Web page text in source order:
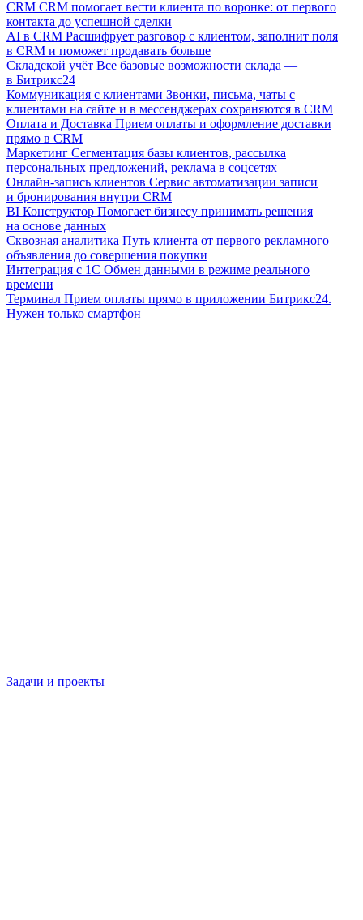
CRM CRM помогает вести клиента по воронке: от первого
контакта до успешной сделки
AI в CRM Расшифрует разговор с клиентом, заполнит поля
в CRM и поможет продавать больше
Складской учёт Все базовые возможности склада —
в Битрикс24
Коммуникация с клиентами Звонки, письма, чаты с
клиентами на сайте и в мессенджерах сохраняются в CRM
Оплата и Доставка Прием оплаты и оформление доставки
прямо в CRM
Маркетинг Сегментация базы клиентов, рассылка
персональных предложений, реклама в соцсетях
Онлайн-запись клиентов Сервис автоматизации записи
и бронирования внутри CRM
BI Конструктор Помогает бизнесу принимать решения
на основе данных
Сквозная аналитика Путь клиента от первого рекламного
объявления до совершения покупки
Интеграция с 1С Обмен данными в режиме реального
времени
Терминал Прием оплаты прямо в приложении Битрикс24.
Нужен только смартфон
Задачи и проекты